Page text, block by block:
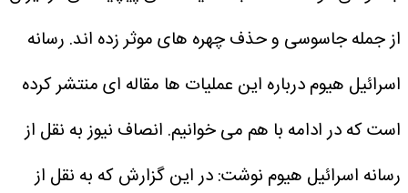
از جمله جاسوسی و حذف چهره های موثر زده اند. رسانه
اسرائیل هیوم درباره این عملیات ها مقاله ای منتشر کرده
است که در ادامه با هم می خوانیم. انصاف نیوز به نقل از
رسانه اسرائیل هیوم نوشت: در این گزارش که به نقل از